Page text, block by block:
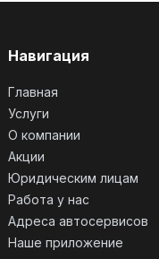
Навигация
Главная
Услуги
О компании
Акции
Юридическим лицам
Работа у нас
Адреса автосервисов
Наше приложение